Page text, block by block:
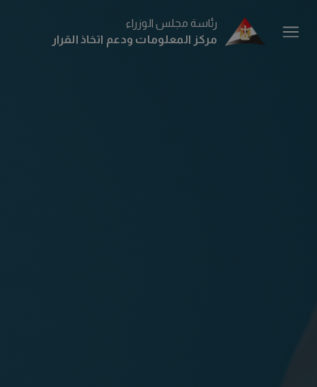
رئاسة مجلس الوزراء
مركز المعلومات ودعم اتخاذ القرار